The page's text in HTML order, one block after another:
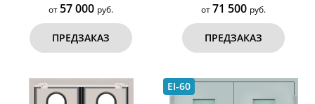
от 57 000 руб.
ПРЕДЗАКАЗ
от71 500 руб.
ПРЕДЗАКАЗ
EI-60